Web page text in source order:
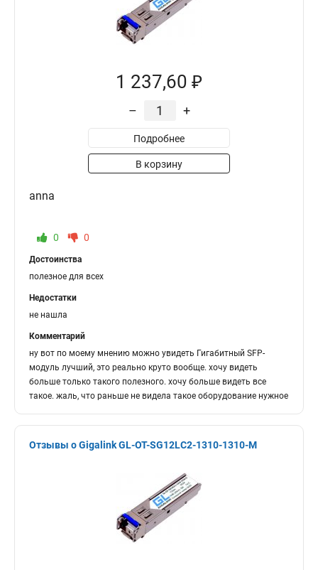
1 237,60 ₽
– +
Подробнее
В корзину
anna
0 0
Достоинства
полезное для всех
Недостатки
не нашла
Комментарий
ну вот по моему мнению можно увидеть Гигабитный SFP-
модуль лучший, это реально круто вообще. хочу видеть
больше только такого полезного. хочу больше видеть все
такое. жаль, что раньше не видела такое оборудование нужное
Отзывы о Gigalink GL-OT-SG12LC2-1310-1310-M